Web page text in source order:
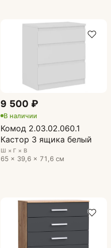
9 500 ₽
В наличии
Комод 2.03.02.060.1
Кастор 3 ящика белый
Ш × Г × В
65 × 39,6 × 71,6 см